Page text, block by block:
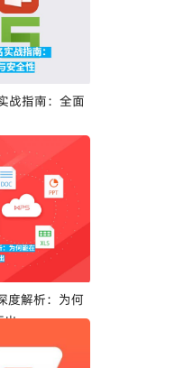
战指南：全面
度解析：为何
出